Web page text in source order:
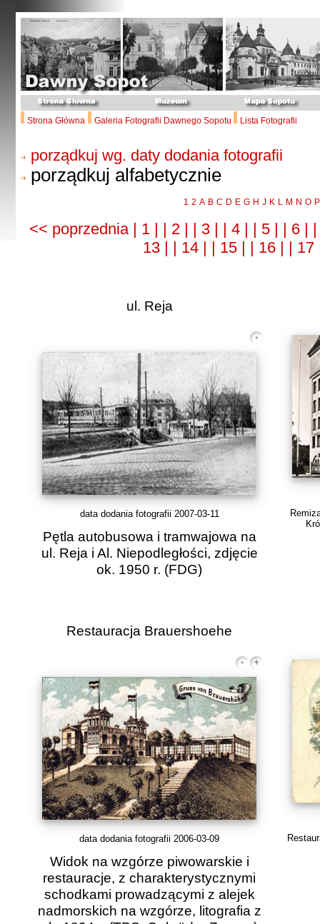
Strona Główna Galeria Fotografii Dawnego Sopotu Lista Fotografii
porządkuj wg. daty dodania fotografii
porządkuj alfabetycznie
1 2 A B C D E G H J K L M N O P
<< poprzednia | 1 | | 2 | | 3 | | 4 | | 5 | | 6 |
13 | | 14 | | 15 | | 16 | |
ul. Reja
data dodania fotografii 2007-03-11
Pętla autobusowa i tramwajowa na
ul. Reja i Al. Niepodległości, zdjęcie
ok. 1950 r. (FDG)
Restauracja Brauershoehe
data dodania fotografii 2006-03-09
Widok na wzgórze piwowarskie i
restauracje, z charakterystycznymi
schodkami prowadzącymi z alejek
nadmorskich na wzgórze, litografia z